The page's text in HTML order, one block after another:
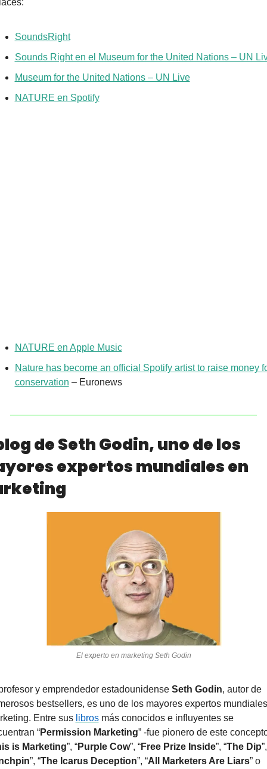
SoundsRight
Sounds Right en el Museum for the United Nations – UN
Museum for the United Nations – UN Live
NATURE en Spotify
NATURE en Apple Music
Nature has become an official Spotify artist to raise money
conservation – Euronews
de Seth Godin, uno de los
expertos mundiales en
El experto en marketing Seth Godin
y emprendedor estadounidense Seth Godin, autor de
bestsellers, es uno de los mayores expertos
Entre sus libros más conocidos e influyentes se
“Permission Marketing” -fue pionero de este
is Marketing”, “Purple Cow”, “Free Prize Inside”, “The Dip”,
”, “The Icarus Deception”, “All Marketers Are Liars” o